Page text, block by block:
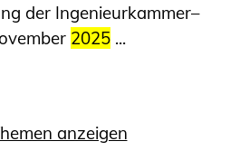
der Ingenieurkammer–
2025 ...
anzeigen